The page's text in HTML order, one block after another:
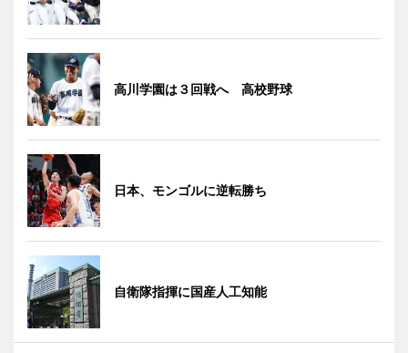
高川学園は３回戦へ 高校野球
日本、モンゴルに逆転勝ち
自衛隊指揮に国産人工知能